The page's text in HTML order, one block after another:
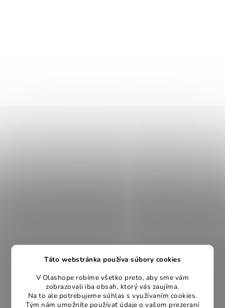
Táto webstránka používa súbory cookies
V Olashope robíme všetko preto, aby sme vám
zobrazovali iba obsah, ktorý vás zaujíma.
Na to ale potrebujeme súhlas s využívaním cookies.
Tým nám umožníte používať údaje o vašom prezeraní